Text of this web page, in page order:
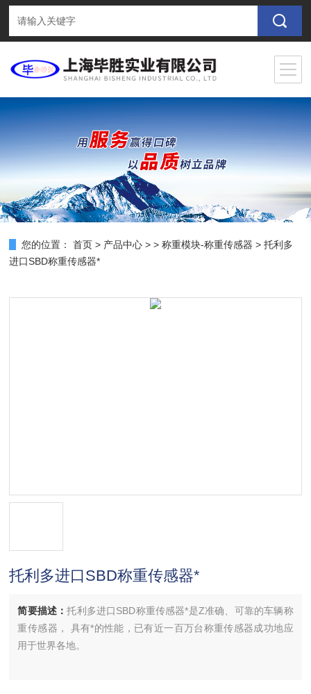
您的位置： 首页 > 产品中心 > >称重模块-称重传感器 > 托利多
进口SBD称重传感器*
托利多进口SBD称重传感器*
简要描述：托利多进口SBD称重传感器*是Z准确、可靠的车辆称
重传感器， 具有*的性能，已有近一百万台称重传感器成功地应
用于世界各地。